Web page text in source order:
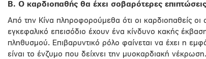
Β. Ο καρδιοπαθής θα έχει σοβαρότερες
Από την Κίνα πληροφορούμεθα ότι οι καρδιοπαθείς
εγκεφαλικό επεισόδιο έχουν ένα κίνδυνο κακής
πληθυσμού. Επιβαρυντικό ρόλο φαίνεται να έχει η
είναι το ένζυμο που δείχνει την μυοκαρδιακή νέκρωση.